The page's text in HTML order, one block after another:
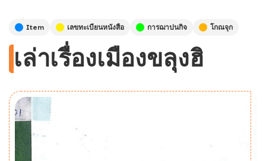
Item เลขทะเบียนหนังสือ การฌาปนกิจ โกณจุก
เล่าเรื่องเมืองขลุงฮิ